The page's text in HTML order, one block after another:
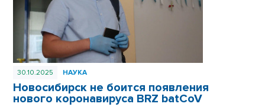
30.10.2025 НАУКА
Новосибирск не боится появления
нового коронавируса BRZ batCoV